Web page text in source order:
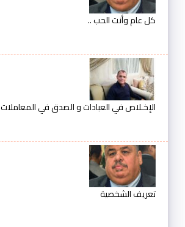
كل عام وأنت الحب ..
الإخـلاص في العبادات و الصدق في المعاملات
تعريف الشخصية